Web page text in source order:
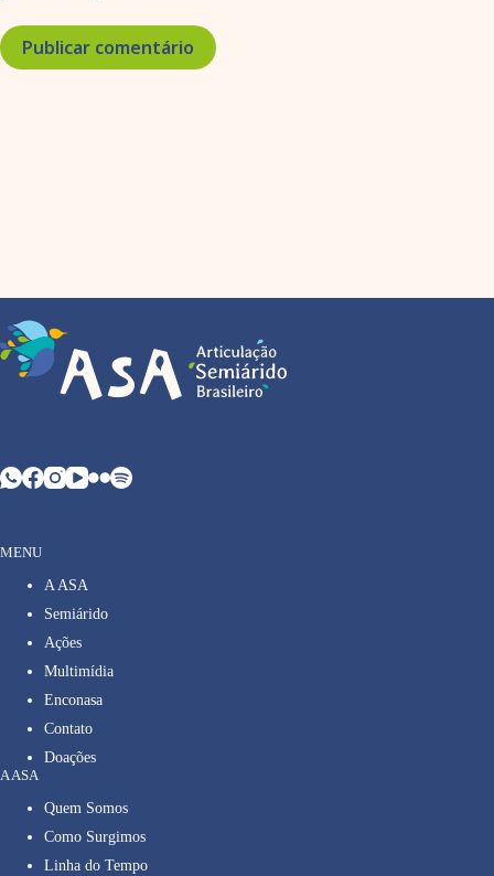
Publicar comentário
MENU
A ASA
Semiárido
Ações
Multimídia
Enconasa
Contato
Doações
A ASA
Quem Somos
Como Surgimos
Linha do Tempo